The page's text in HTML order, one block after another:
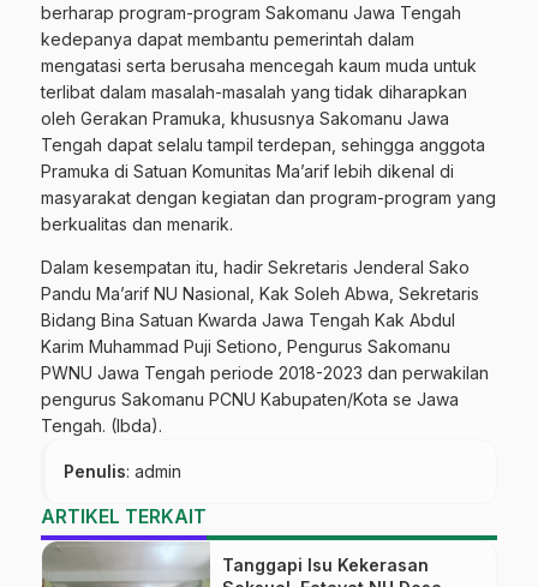
berharap program-program Sakomanu Jawa Tengah
kedepanya dapat membantu pemerintah dalam
mengatasi serta berusaha mencegah kaum muda untuk
terlibat dalam masalah-masalah yang tidak diharapkan
oleh Gerakan Pramuka, khususnya Sakomanu Jawa
Tengah dapat selalu tampil terdepan, sehingga anggota
Pramuka di Satuan Komunitas Ma’arif lebih dikenal di
masyarakat dengan kegiatan dan program-program yang
berkualitas dan menarik.
Dalam kesempatan itu, hadir Sekretaris Jenderal Sako
Pandu Ma’arif NU Nasional, Kak Soleh Abwa, Sekretaris
Bidang Bina Satuan Kwarda Jawa Tengah Kak Abdul
Karim Muhammad Puji Setiono, Pengurus Sakomanu
PWNU Jawa Tengah periode 2018-2023 dan perwakilan
pengurus Sakomanu PCNU Kabupaten/Kota se Jawa
Tengah. (Ibda).
Penulis: admin
ARTIKEL TERKAIT
Tanggapi Isu Kekerasan